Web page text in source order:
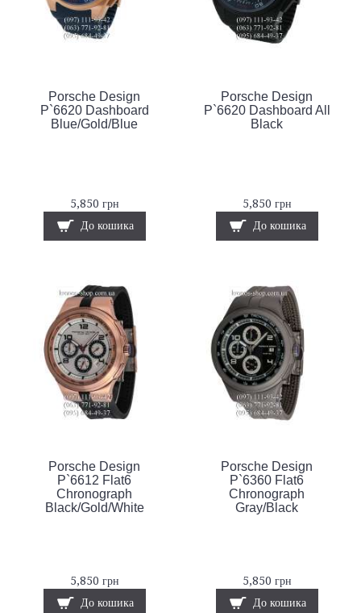
Porsche Design
P`6620 Dashboard
Blue/Gold/Blue
5,850 грн
До кошика
Porsche Design
P`6620 Dashboard All
Black
5,850 грн
До кошика
Porsche Design
P`6612 Flat6
Chronograph
Black/Gold/White
5,850 грн
До кошика
Porsche Design
P`6360 Flat6
Chronograph
Gray/Black
5,850 грн
До кошика